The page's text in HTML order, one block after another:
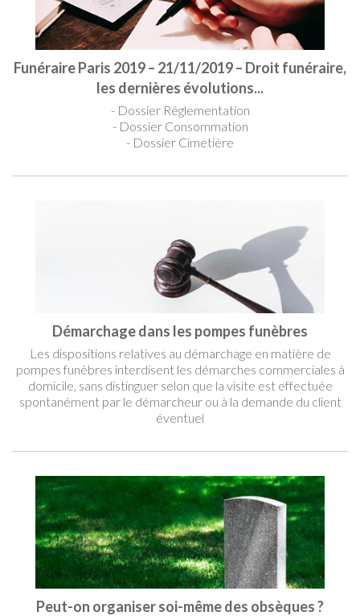
Funéraire Paris 2019 – 21/11/2019 – Droit funéraire,
les dernières évolutions...
- Dossier Réglementation
- Dossier Consommation
- Dossier Cimetière
Démarchage dans les pompes funèbres
Les dispositions relatives au démarchage en matière de
pompes funèbres interdisent les démarches commerciales à
domicile, sans distinguer selon que la visite est effectuée
spontanément par le démarcheur ou à la demande du client
éventuel
Peut-on organiser soi-même des obsèques ?